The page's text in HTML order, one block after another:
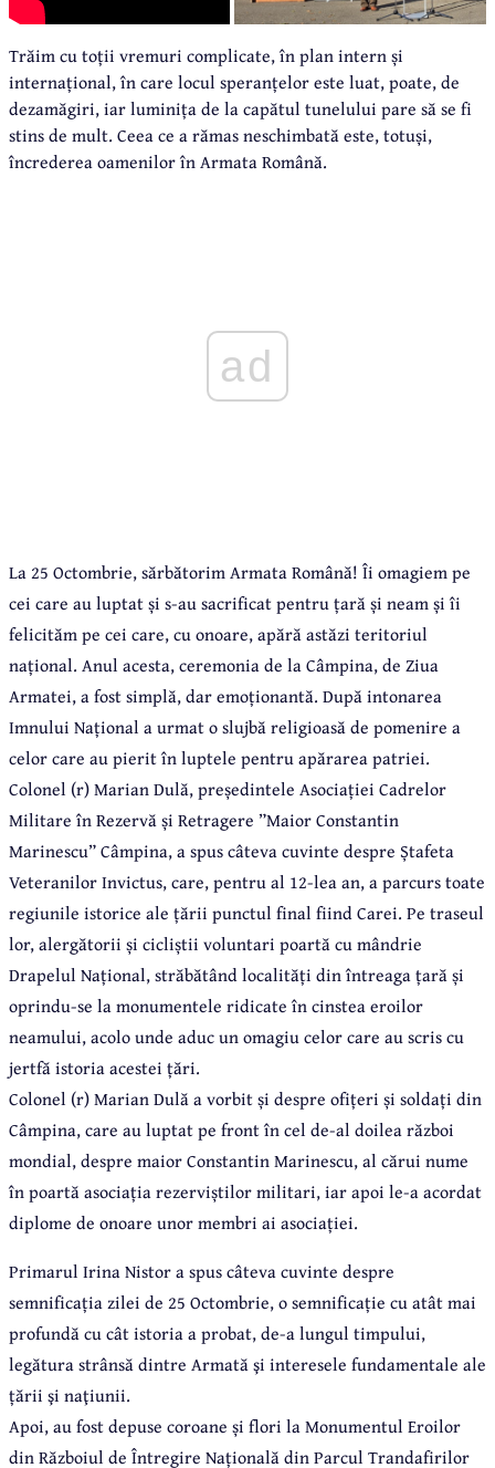
Trăim cu toții vremuri complicate, în plan intern și
internațional, în care locul speranțelor este luat, poate, de
dezamăgiri, iar luminița de la capătul tunelului pare să se fi
stins de mult. Ceea ce a rămas neschimbată este, totuși,
încrederea oamenilor în Armata Română.
ad
La 25 Octombrie, sărbătorim Armata Română! Îi omagiem pe
cei care au luptat și s-au sacrificat pentru țară și neam și îi
felicităm pe cei care, cu onoare, apără astăzi teritoriul
național. Anul acesta, ceremonia de la Câmpina, de Ziua
Armatei, a fost simplă, dar emoționantă. După intonarea
Imnului Național a urmat o slujbă religioasă de pomenire a
celor care au pierit în luptele pentru apărarea patriei.
Colonel (r) Marian Dulă, președintele Asociației Cadrelor
Militare în Rezervă și Retragere ”Maior Constantin
Marinescu” Câmpina, a spus câteva cuvinte despre Ștafeta
Veteranilor Invictus, care, pentru al 12-lea an, a parcurs toate
regiunile istorice ale țării punctul final fiind Carei. Pe traseul
lor, alergătorii și cicliștii voluntari poartă cu mândrie
Drapelul Național, străbătând localități din întreaga țară și
oprindu-se la monumentele ridicate în cinstea eroilor
neamului, acolo unde aduc un omagiu celor care au scris cu
jertfă istoria acestei țări.
Colonel (r) Marian Dulă a vorbit și despre ofițeri și soldați din
Câmpina, care au luptat pe front în cel de-al doilea război
mondial, despre maior Constantin Marinescu, al cărui nume
în poartă asociația rezerviștilor militari, iar apoi le-a acordat
diplome de onoare unor membri ai asociației.
Primarul Irina Nistor a spus câteva cuvinte despre
semnificația zilei de 25 Octombrie, o semnificație cu atât mai
profundă cu cât istoria a probat, de-a lungul timpului,
legătura strânsă dintre Armată şi interesele fundamentale ale
țării şi naţiunii.
Apoi, au fost depuse coroane și flori la Monumentul Eroilor
din Războiul de Întregire Națională din Parcul Trandafirilor